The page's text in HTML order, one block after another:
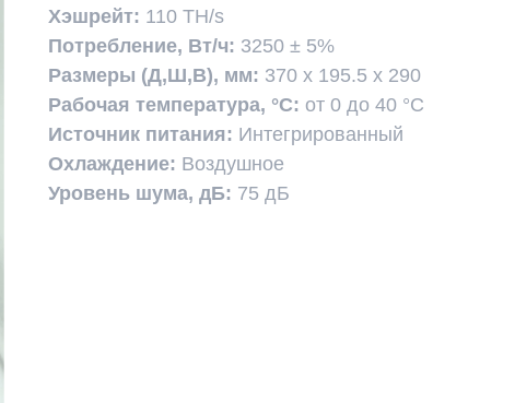
Хэшрейт: 110 TH/s
Потребление, Вт/ч: 3250 ± 5%
Размеры (Д,Ш,В), мм: 370 x 195.5 x 290
Рабочая температура, °С: от 0 до 40 °С
Источник питания: Интегрированный
Охлаждение: Воздушное
Уровень шума, дБ: 75 дБ